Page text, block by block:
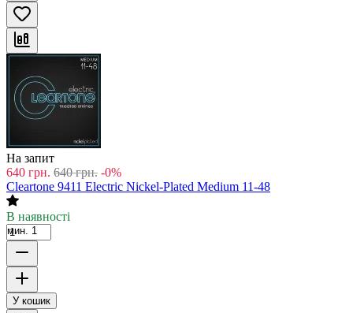
На запит
640 грн. 640 грн. -0%
Cleartone 9411 Electric Nickel-Plated Medium 11-48
В наявності
мин. 1
У кошик